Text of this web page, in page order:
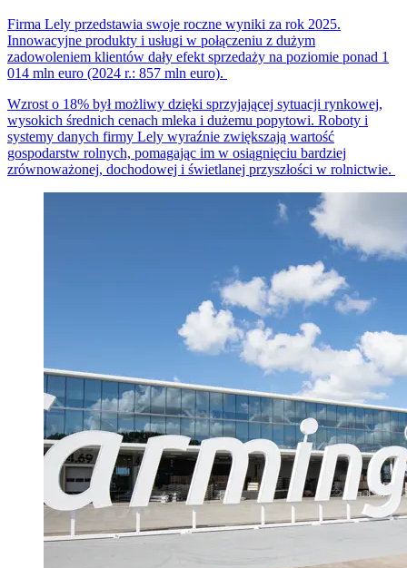
Firma Lely przedstawia swoje roczne wyniki za rok 2025.
Innowacyjne produkty i usługi w połączeniu z dużym
zadowoleniem klientów dały efekt sprzedaży na poziomie ponad 1
014 mln euro (2024 r.: 857 mln euro).
Wzrost o 18% był możliwy dzięki sprzyjającej sytuacji rynkowej,
wysokich średnich cenach mleka i dużemu popytowi. Roboty i
systemy danych firmy Lely wyraźnie zwiększają wartość
gospodarstw rolnych, pomagając im w osiągnięciu bardziej
zrównoważonej, dochodowej i świetlanej przyszłości w rolnictwie.